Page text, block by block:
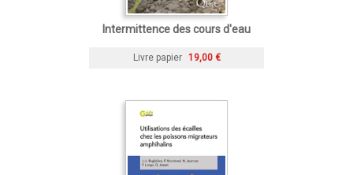
Intermittence des cours d'eau
Livre papier 19,00 €